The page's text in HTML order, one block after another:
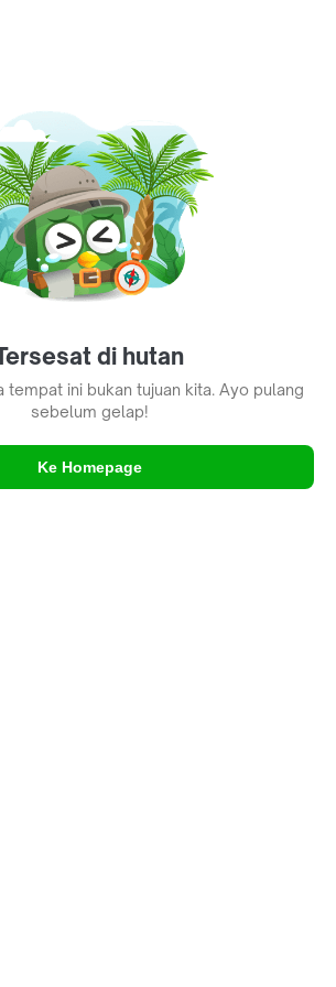
di hutan
tempat ini bukan tujuan kita. Ayo pulang
sebelum gelap!
Ke Homepage